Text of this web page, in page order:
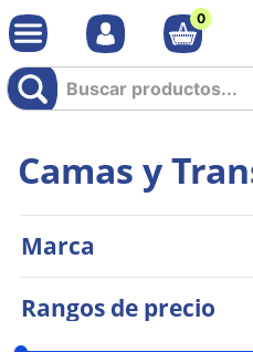
0
Buscar productos...
Marca
Ferplast
Rangos de precio
Camas y